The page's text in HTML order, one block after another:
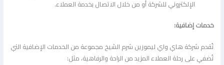
الإلكتروني للشركة أو من خلال الاتصال بخدمة العملاء.
خدمات إضافية:
تُقدم شركة هاي واي ليموزين شرم الشيخ مجموعة من الخدمات الإضافية التي
تُضفي على رحلة العملاء المزيد من الراحة والرفاهية، مثل: